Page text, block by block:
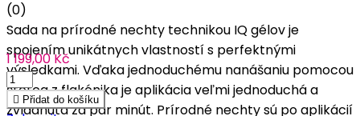
(0)
Sada na prírodné nechty technikou IQ gélov je
spojením unikátnych vlastností s perfektnými
výsledkami. Vďaka jednoduchému nanášaniu pomocou
štetca z flakónika je aplikácia veľmi jednoduchá a
zvládnutá za pár minút. Prírodné nechty sú po aplikácií
1 199,00 Kč
 Přidat do košíku